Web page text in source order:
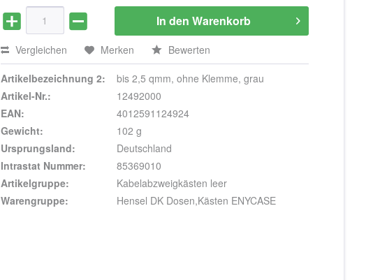
In den Warenkorb
Vergleichen Merken Bewerten
Artikelbezeichnung 2:
bis 2,5 qmm, ohne Klemme, grau
Artikel-Nr.:
12492000
EAN:
4012591124924
Gewicht:
102 g
Ursprungsland:
Deutschland
Intrastat Nummer:
85369010
Artikelgruppe:
Kabelabzweigkästen leer
Warengruppe:
Hensel DK Dosen,Kästen ENYCASE